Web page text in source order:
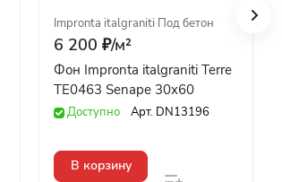
Impronta italgraniti·Под бетон
6 200 ₽/м²
Фон Impronta italgraniti Terre
TE0463 Senape 30x60
Доступно Арт. DN13196
В корзину